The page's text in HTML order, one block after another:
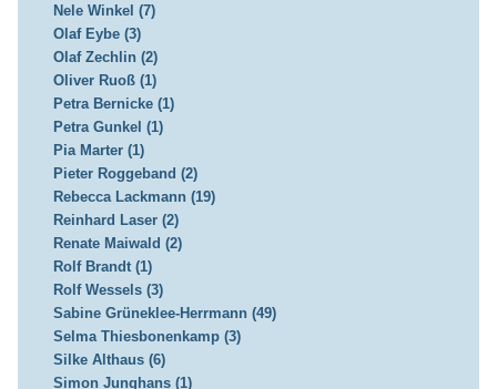
Nele Winkel (7)
Olaf Eybe (3)
Olaf Zechlin (2)
Oliver Ruoß (1)
Petra Bernicke (1)
Petra Gunkel (1)
Pia Marter (1)
Pieter Roggeband (2)
Rebecca Lackmann (19)
Reinhard Laser (2)
Renate Maiwald (2)
Rolf Brandt (1)
Rolf Wessels (3)
Sabine Grüneklee-Herrmann (49)
Selma Thiesbonenkamp (3)
Silke Althaus (6)
Simon Junghans (1)